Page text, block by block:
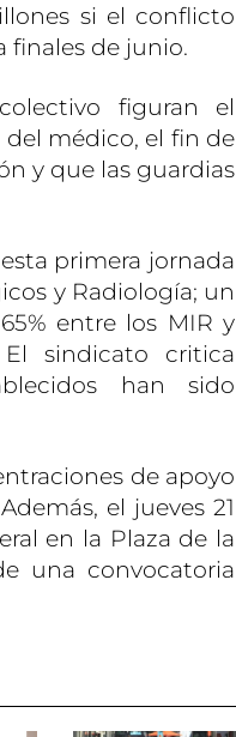
si el conflicto
finales de junio.
figuran el
médico, el fin de
y que las guardias
primera jornada
y Radiología; un
entre los MIR y
sindicato critica
han sido
de apoyo
el jueves 21
en la Plaza de la
una convocatoria